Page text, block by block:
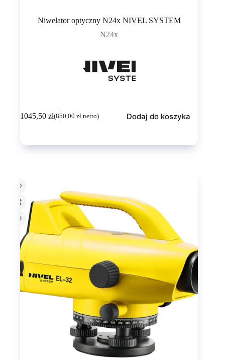
Niwelator optyczny N24x NIVEL SYSTEM
N24x
1045,50zł(850,00zł netto) Dodaj do koszyka